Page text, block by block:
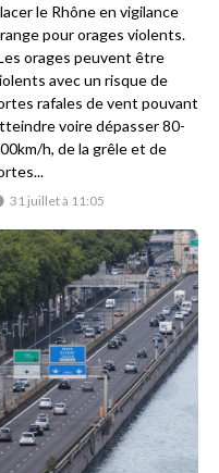
31 juillet à 11:05
le Rhône en vigilance
pour orages violents.
orages peuvent être
avec un risque de
rafales de vent pouvant
voire dépasser 80-
h, de la grêle et de